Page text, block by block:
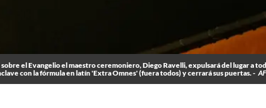
el Evangelio el maestro ceremoniero, Diego Ravelli, expulsará del lugar a
con la fórmula en latín 'Extra Omnes' (fuera todos) y cerrará sus puertas. -